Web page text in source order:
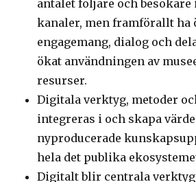
antalet följare och
kanaler, men framförallt ha
engagemang, dialog och
ökat användningen av
resurser.
Digitala verktyg, metoder
integreras i och skapa
nyproducerade
hela det publika
Digitalt blir centrala verktyg